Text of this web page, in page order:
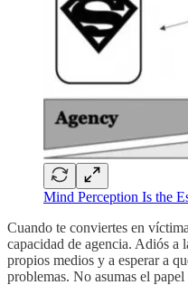
Mind Perception Is the
Cuando te conviertes en
capacidad de agencia. Adiós a
propios medios y a esperar a
problemas. No asumas el